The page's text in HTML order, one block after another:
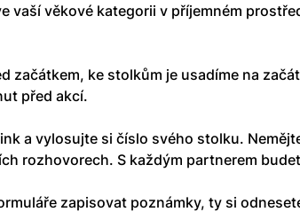
vaší věkové kategorii v příjemném
začátkem, ke stolkům je usadíme na
před akcí.
a vylosujte si číslo svého stolku.
rozhovorech. S každým partnerem
zapisovat poznámky, ty si